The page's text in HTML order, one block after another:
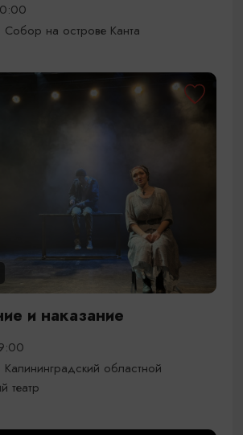
Собор на острове Канта
и наказание
областной
театр